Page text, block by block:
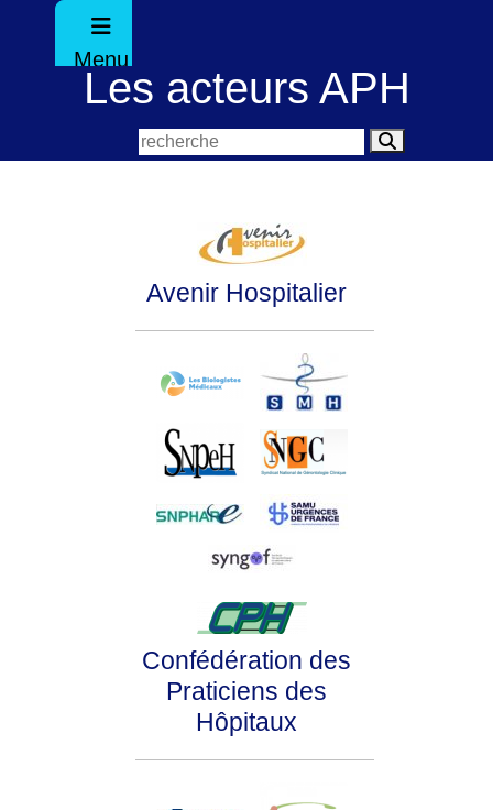
Menu
Les acteurs APH
Avenir Hospitalier
Confédération des
Praticiens des
Hôpitaux